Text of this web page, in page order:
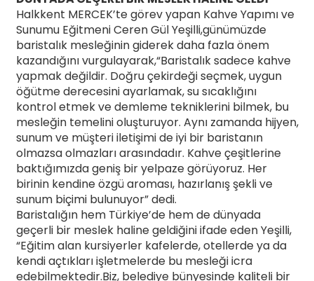
Halkkent MERCEK’te görev yapan Kahve Yapımı ve
Sunumu Eğitmeni Ceren Gül Yeşilli,günümüzde
baristalık mesleğinin giderek daha fazla önem
kazandığını vurgulayarak,“Baristalık sadece kahve
yapmak değildir. Doğru çekirdeği seçmek, uygun
öğütme derecesini ayarlamak, su sıcaklığını
kontrol etmek ve demleme tekniklerini bilmek, bu
mesleğin temelini oluşturuyor. Aynı zamanda hijyen,
sunum ve müşteri iletişimi de iyi bir baristanın
olmazsa olmazları arasındadır. Kahve çeşitlerine
baktığımızda geniş bir yelpaze görüyoruz. Her
birinin kendine özgü aroması, hazırlanış şekli ve
sunum biçimi bulunuyor” dedi.
Baristalığın hem Türkiye’de hem de dünyada
geçerli bir meslek haline geldiğini ifade eden Yeşilli,
“Eğitim alan kursiyerler kafelerde, otellerde ya da
kendi açtıkları işletmelerde bu mesleği icra
edebilmektedir.Biz, belediye bünyesinde kaliteli bir